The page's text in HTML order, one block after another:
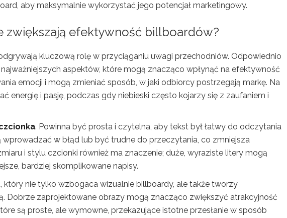
aby maksymalnie wykorzystać jego potencjał marketingowy.
zwiększają efektywność billboardów?
kluczową rolę w przyciąganiu uwagi przechodniów. Odpowiednio
aspektów, które mogą znacząco wpłynąć na efektywność
emocji i mogą zmieniać sposób, w jaki odbiorcy postrzegają markę. Na
energię i pasję, podczas gdy niebieski często kojarzy się z zaufaniem i
. Powinna być prosta i czytelna, aby tekst był łatwy do odczytania
w błąd lub być trudne do przeczytania, co zmniejsza
i stylu czcionki również ma znaczenie; duże, wyraziste litery mogą
bardziej skomplikowane napisy.
który nie tylko wzbogaca wizualnie billboardy, ale także tworzy
Dobrze zaprojektowane obrazy mogą znacząco zwiększyć atrakcyjność
są proste, ale wymowne, przekazujące istotne przesłanie w sposób